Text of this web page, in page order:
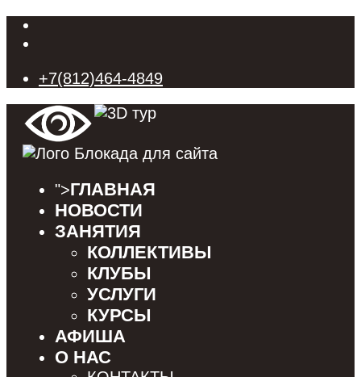
+7(812)464-4849
">ГЛАВНАЯ
НОВОСТИ
ЗАНЯТИЯ
КОЛЛЕКТИВЫ
КЛУБЫ
УСЛУГИ
КУРСЫ
АФИША
О НАС